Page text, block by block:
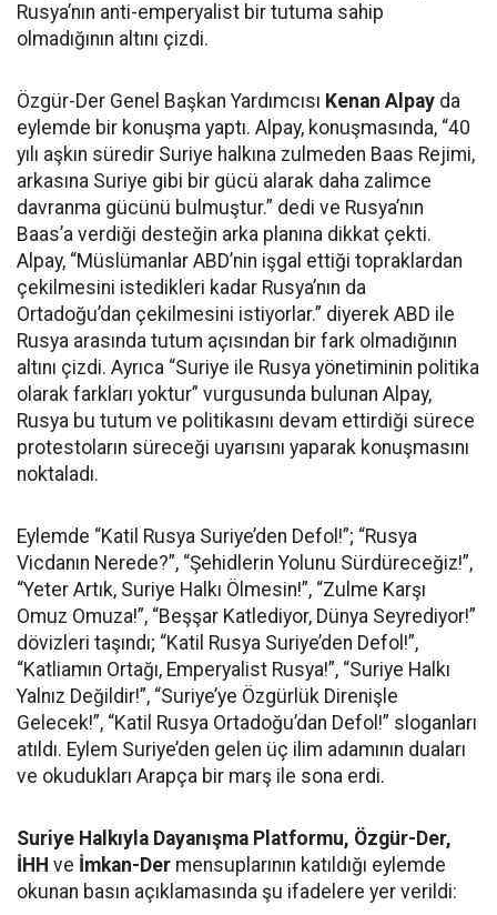
Rusya’nın anti-emperyalist bir tutuma sahip
olmadığının altını çizdi.
Özgür-Der Genel Başkan Yardımcısı Kenan Alpay da
eylemde bir konuşma yaptı. Alpay, konuşmasında, “40
yılı aşkın süredir Suriye halkına zulmeden Baas Rejimi,
arkasına Suriye gibi bir gücü alarak daha zalimce
davranma gücünü bulmuştur.” dedi ve Rusya’nın
Baas’a verdiği desteğin arka planına dikkat çekti.
Alpay, “Müslümanlar ABD’nin işgal ettiği topraklardan
çekilmesini istedikleri kadar Rusya’nın da
Ortadoğu’dan çekilmesini istiyorlar.” diyerek ABD ile
Rusya arasında tutum açısından bir fark olmadığının
altını çizdi. Ayrıca “Suriye ile Rusya yönetiminin politika
olarak farkları yoktur” vurgusunda bulunan Alpay,
Rusya bu tutum ve politikasını devam ettirdiği sürece
protestoların süreceği uyarısını yaparak konuşmasını
noktaladı.
Eylemde “Katil Rusya Suriye’den Defol!”; “Rusya
Vicdanın Nerede?”, “Şehidlerin Yolunu Sürdüreceğiz!”,
“Yeter Artık, Suriye Halkı Ölmesin!”, “Zulme Karşı
Omuz Omuza!”, “Beşşar Katlediyor, Dünya Seyrediyor!”
dövizleri taşındı; “Katil Rusya Suriye’den Defol!”,
“Katliamın Ortağı, Emperyalist Rusya!”, “Suriye Halkı
Yalnız Değildir!”, “Suriye’ye Özgürlük Direnişle
Gelecek!”, “Katil Rusya Ortadoğu’dan Defol!” sloganları
atıldı. Eylem Suriye’den gelen üç ilim adamının duaları
ve okudukları Arapça bir marş ile sona erdi.
Suriye Halkıyla Dayanışma Platformu, Özgür-Der,
İHH ve İmkan-Der mensuplarının katıldığı eylemde
okunan basın açıklamasında şu ifadelere yer verildi: